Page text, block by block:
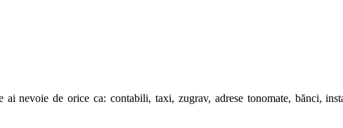
ai nevoie de orice ca: contabili, taxi, zugrav, adrese tonomate, bănci,